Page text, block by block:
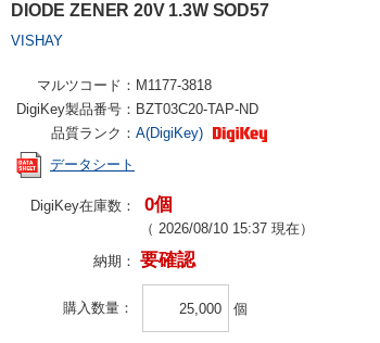
DIODE ZENER 20V 1.3W SOD57
VISHAY
マルツコード： M1177-3818
DigiKey製品番号： BZT03C20-TAP-ND
品質ランク： A(DigiKey)
データシート
DigiKey在庫数： 0個
（ 2026/08/10 15:37 現在）
納期： 要確認
購入数量 個